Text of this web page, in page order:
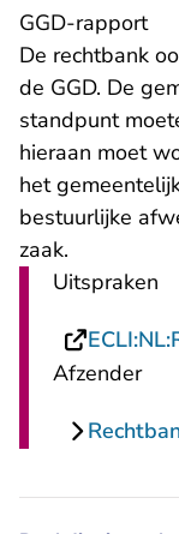
GGD-rapport
De rechtbank
de GGD. De
standpunt
hieraan moet
het
bestuurlijke
zaak.
Uitspraken
Afzender